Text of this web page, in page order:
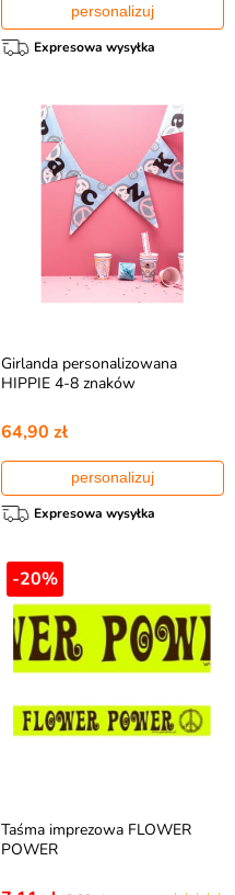
personalizuj
Expresowa wysyłka
Girlanda personalizowana
HIPPIE 4-8 znaków
64,90 zł
personalizuj
Expresowa wysyłka
-20%
Taśma imprezowa FLOWER
POWER